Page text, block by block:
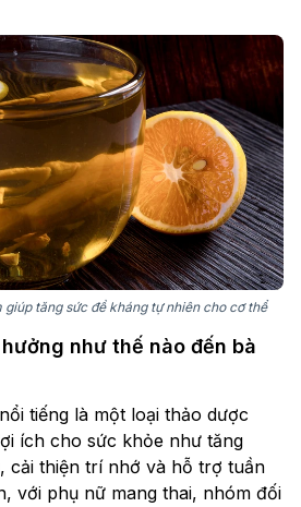
giúp tăng sức đề kháng tự nhiên cho cơ thể
như thế nào đến bà
tiếng là một loại thảo dược
ích cho sức khỏe như tăng
cải thiện trí nhớ và hỗ trợ tuần
với phụ nữ mang thai, nhóm đối